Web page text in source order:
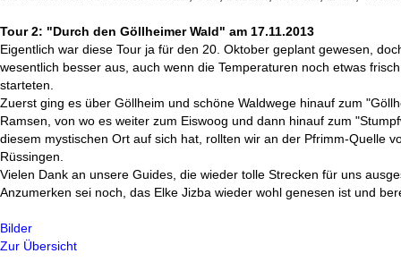
Tour 2: "Durch den Göllheimer Wald" am 17.11.2013
Eigentlich war diese Tour ja für den 20. Oktober geplant gewesen,
wesentlich besser aus, auch wenn die Temperaturen noch etwas
starteten.
Zuerst ging es über Göllheim und schöne Waldwege hinauf zum
Ramsen, von wo es weiter zum Eiswoog und dann hinauf zum
diesem mystischen Ort auf sich hat, rollten wir an der Pfrimm-Quelle
Rüssingen.
Vielen Dank an unsere Guides, die wieder tolle Strecken für uns
Anzumerken sei noch, das Elke Jizba wieder wohl genesen ist und
Bilder
Zur Übersicht